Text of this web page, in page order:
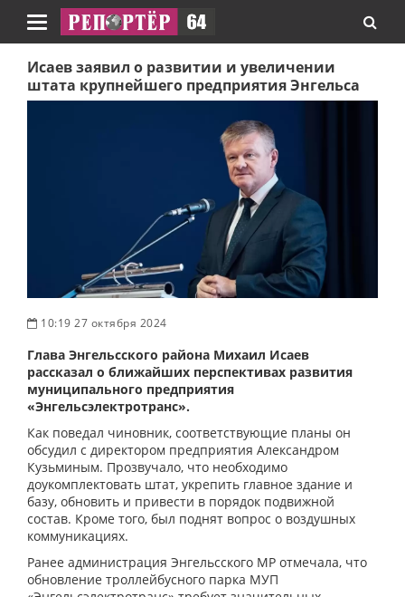
Навигация
Исаев заявил о развитии и увеличении
штата крупнейшего предприятия Энгельса
10:19 27 октября 2024
Глава Энгельсского района Михаил Исаев
рассказал о ближайших перспективах развития
муниципального предприятия
«Энгельсэлектротранс».
Как поведал чиновник, соответствующие планы он
обсудил с директором предприятия Александром
Кузьминым. Прозвучало, что необходимо
доукомплектовать штат, укрепить главное здание и
базу, обновить и привести в порядок подвижной
состав. Кроме того, был поднят вопрос о воздушных
коммуникациях.
Ранее администрация Энгельсского МР отмечала, что
обновление троллейбусного парка МУП